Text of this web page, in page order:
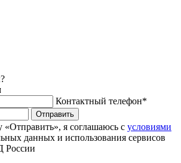
Контактный телефон*
Отправить
я соглашаюсь с условиями
данных и использования сервисов